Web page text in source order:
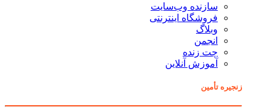
سازنده وب‌سایت
فروشگاه اینترنتی
وبلاگ
انجمن
چت زنده
آموزش آنلاین
زنجیره تأمین